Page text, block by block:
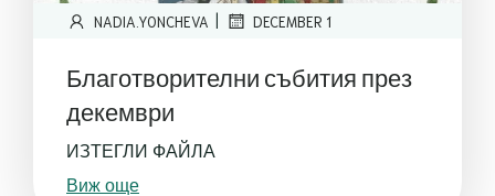
NADIA.YONCHEVA | DECEMBER 1
Благотворителни събития през
декември
ИЗТЕГЛИ ФАЙЛА
Виж още